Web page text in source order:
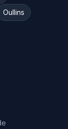
Oullins